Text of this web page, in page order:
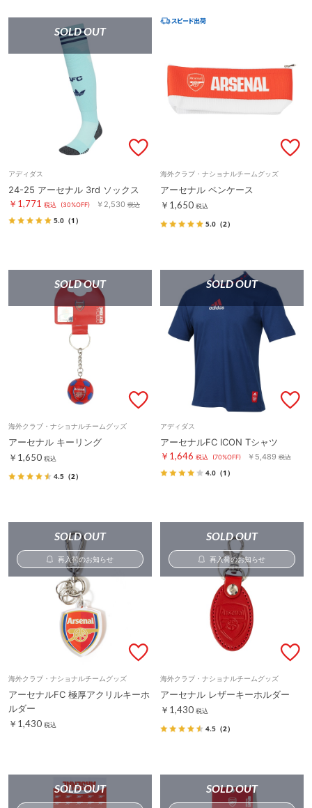
SOLD OUT
アディダス
24-25 アーセナル 3rd ソックス
￥1,771 税込 (30%OFF) ￥2,530 税込
5.0 （1）
海外クラブ・ナショナルチームグッズ
アーセナル ペンケース
￥1,650 税込
5.0 （2）
SOLD OUT
海外クラブ・ナショナルチームグッズ
アーセナル キーリング
￥1,650 税込
4.5 （2）
SOLD OUT
アディダス
アーセナルFC ICON Tシャツ
￥1,646 税込 (70%OFF) ￥5,489 税込
4.0 （1）
SOLD OUT
再入荷のお知らせ
海外クラブ・ナショナルチームグッズ
アーセナルFC 極厚アクリルキーホ
ルダー
￥1,430 税込
SOLD OUT
再入荷のお知らせ
海外クラブ・ナショナルチームグッズ
アーセナル レザーキーホルダー
￥1,430 税込
4.5 （2）
SOLD OUT SOLD OUT